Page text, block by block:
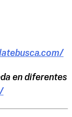
en diferentes